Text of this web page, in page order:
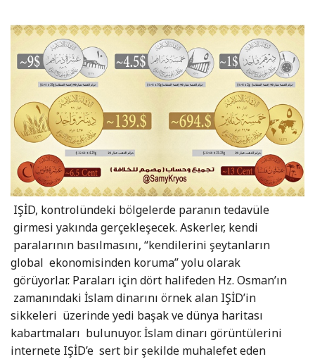
IŞİD, kontrolündeki bölgelerde paranın tedavüle
girmesi yakında gerçekleşecek. Askerler, kendi
paralarının basılmasını, “kendilerini şeytanların
global ekonomisinden koruma” yolu olarak
görüyorlar. Paraları için dört halifeden Hz. Osman’ın
zamanındaki İslam dinarını örnek alan IŞİD’in
sikkeleri üzerinde yedi başak ve dünya haritası
kabartmaları bulunuyor. İslam dinarı görüntülerini
internete IŞİD’e sert bir şekilde muhalefet eden